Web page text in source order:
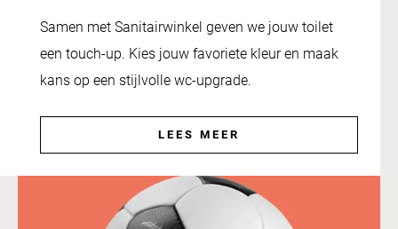
Samen met Sanitairwinkel geven we jouw toilet
een touch-up. Kies jouw favoriete kleur en maak
kans op een stijlvolle wc-upgrade.
LEES MEER